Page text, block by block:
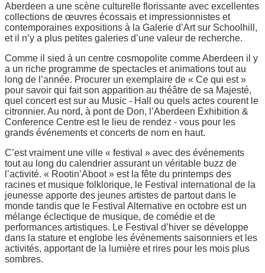
Aberdeen a une scène culturelle florissante avec excellentes
collections de œuvres écossais et impressionnistes et
contemporaines expositions à la Galerie d’Art sur Schoolhill,
et il n’y a plus petites galeries d’une valeur de recherche.
Comme il sied à un centre cosmopolite comme Aberdeen il y
a un riche programme de spectacles et animations tout au
long de l’année. Procurer un exemplaire de « Ce qui est »
pour savoir qui fait son apparition au théâtre de sa Majesté,
quel concert est sur au Music - Hall ou quels actes courent le
citronnier. Au nord, à pont de Don, l’Aberdeen Exhibition &
Conference Centre est le lieu de rendez - vous pour les
grands événements et concerts de nom en haut.
C’est vraiment une ville « festival » avec des événements
tout au long du calendrier assurant un véritable buzz de
l’activité. « Rootin’Aboot » est la fête du printemps des
racines et musique folklorique, le Festival international de la
jeunesse apporte des jeunes artistes de partout dans le
monde tandis que le Festival Alternative en octobre est un
mélange éclectique de musique, de comédie et de
performances artistiques. Le Festival d’hiver se développe
dans la stature et englobe les événements saisonniers et les
activités, apportant de la lumière et rires pour les mois plus
sombres.